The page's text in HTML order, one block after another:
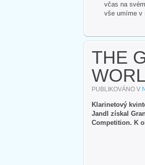
včas na
vše umíme v
THE
PUBLIKOVÁNO V
Klarinetový
Jandl získal
Competition. K